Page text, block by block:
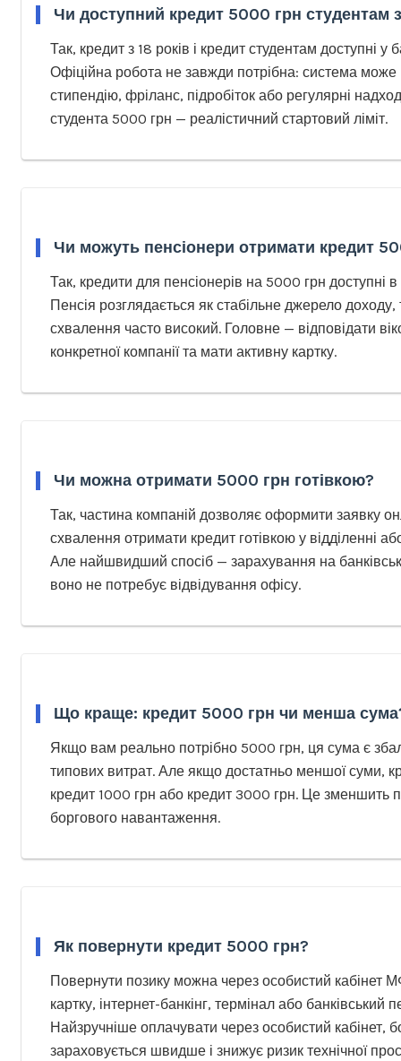
Чи доступний кредит 5000 грн студентам з
Так, кредит з 18 років і кредит студентам доступні
Офіційна робота не завжди потрібна: система може
стипендію, фріланс, підробіток або регулярні
студента 5000 грн — реалістичний стартовий ліміт.
Чи можуть пенсіонери отримати кредит
Так, кредити для пенсіонерів на 5000 грн доступні
Пенсія розглядається як стабільне джерело
схвалення часто високий. Головне — відповідати
конкретної компанії та мати активну картку.
Чи можна отримати 5000 грн готівкою?
Так, частина компаній дозволяє оформити заявку
схвалення отримати кредит готівкою у відділенні
Але найшвидший спосіб — зарахування на
воно не потребує відвідування офісу.
Що краще: кредит 5000 грн чи менша
Якщо вам реально потрібно 5000 грн, ця сума є
типових витрат. Але якщо достатньо меншої суми,
кредит 1000 грн або кредит 3000 грн. Це зменшить
боргового навантаження.
Як повернути кредит 5000 грн?
Повернути позику можна через особистий кабінет
картку, інтернет-банкінг, термінал або банківський
Найзручніше оплачувати через особистий кабінет,
зараховується швидше і знижує ризик технічної